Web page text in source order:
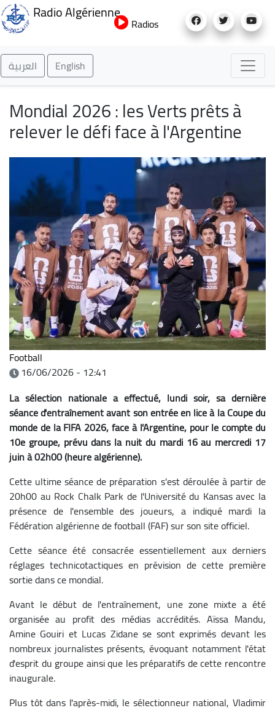
au
Radio Algérienne
Radios
العربية English
Mondial 2026 : les Verts prêts à
relever le défi face à l'Argentine
Football
16/06/2026 - 12:41
La sélection nationale a effectué, lundi soir, sa dernière
séance d'entraînement avant son entrée en lice à la Coupe du
monde de la FIFA 2026, face à l'Argentine, pour le compte du
10e groupe, prévu dans la nuit du mardi 16 au mercredi 17
juin à 02h00 (heure algérienne).
Cette ultime séance de préparation s'est déroulée à partir de
20h00 au Rock Chalk Park de l'Université du Kansas avec la
présence de l'ensemble des joueurs, a indiqué mardi la
Fédération algérienne de football (FAF) sur son site officiel.
Cette séance été consacrée essentiellement aux derniers
réglages technicotactiques en prévision de cette première
sortie dans ce mondial.
Avant le début de l'entraînement, une zone mixte a été
organisée au profit des médias accrédités. Aïssa Mandu,
Amine Gouiri et Lucas Zidane se sont exprimés devant les
nombreux journalistes présents, évoquant notamment l'état
d'esprit du groupe ainsi que les préparatifs de cette rencontre
inaugurale.
Plus tôt dans l'après-midi, le sélectionneur national, Vladimir